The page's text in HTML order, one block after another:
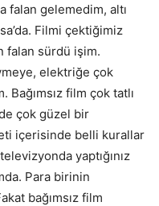
falan gelemedim, altı
Filmi çektiğimiz
falan sürdü işim.
elektriğe çok
Bağımsız film çok tatlı
çok güzel bir
içerisinde belli kurallar
yaptığınız
Para birinin
bağımsız film